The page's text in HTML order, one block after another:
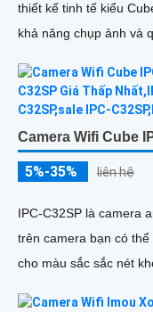
thiết kế tinh tế kiểu Cube. Với độ phân giải 2.0 MP,
khả năng chụp ảnh và
Camera Wifi Cube
5%-35% liên hệ
IPC-C32SP là camera
trên camera bạn có thể trò
cho màu sắc sắc nét